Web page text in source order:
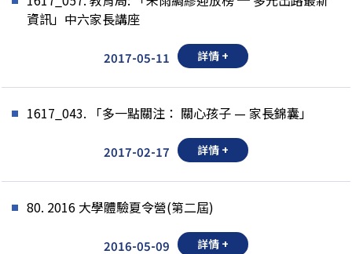
資訊」中六家長講座
2017-05-11 詳情 +
1617_043. 「多一點關注： 關心孩子 — 家長錦囊」
2017-02-17 詳情 +
80. 2016 大學體驗夏令營(第二屆)
2016-05-09 詳情 +